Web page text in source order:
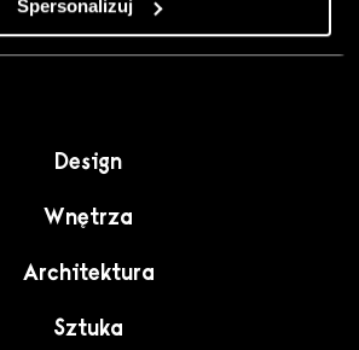
Spersonalizuj
charakteru”.
Design
Wnętrza
Architektura
Sztuka